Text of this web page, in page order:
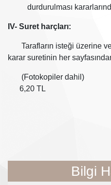
durdurulması
IV- Suret harçları:
Tarafların isteği üzerine
karar suretinin her
6,20 TL
Bilgi